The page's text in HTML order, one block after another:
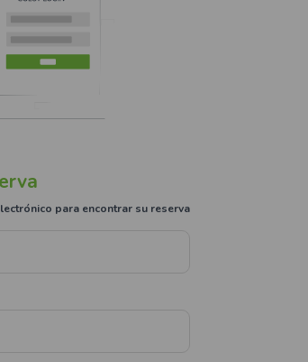
para encontrar su reserva